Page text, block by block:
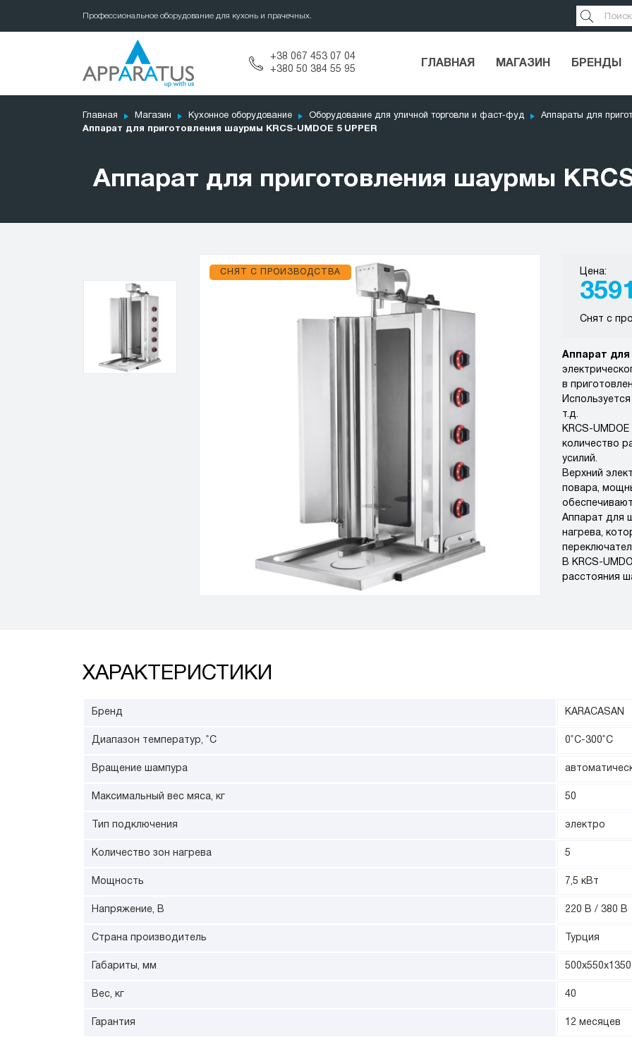
Профессиональное оборудование для кухонь и прачечных.
+38 067 453 07 04
+380 50 384 55 95
ГЛАВНАЯ МАГАЗИН БРЕНДЫ
Главная Магазин Кухонное оборудование Оборудование для уличной торговли и фаст-фуд
Аппараты для
Аппарат для приготовления шаурмы KRCS-UMDOE 5 UPPER
Аппарат для приготовления шаурмы
СНЯТ С ПРОИЗВОДСТВА Цена:
Снят с
Аппарат для
в
т.д.
KRCS-
количество
усилий.
Верхний
повара,
Аппарат для
нагрева,
В KRCS-
расстояния
ХАРАКТЕРИСТИКИ
Бренд KARACASAN
Диапазон температур, ˚С 0˚С-300˚С
Вращение шампура
Максимальный вес мяса, кг 50
Тип подключения электро
Количество зон нагрева 5
Мощность 7,5 кВт
Напряжение, В 220 В / 380 В
Страна производитель Турция
Габариты, мм 500х550х1350
Вес, кг 40
Гарантия 12 месяцев